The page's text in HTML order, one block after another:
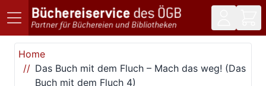
Direkt zum Inhalt
Home
Das Buch mit dem Fluch – Mach das weg! (Das
Buch mit dem Fluch 4)